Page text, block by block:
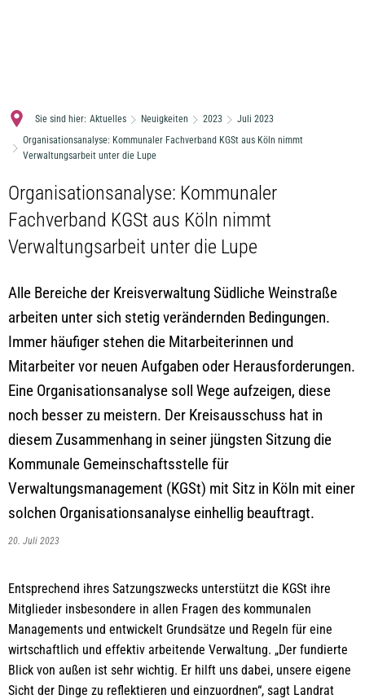
Sie sind hier: Aktuelles Neuigkeiten 2023
Juli 2023
Organisationsanalyse: Kommunaler Fachverband KGSt aus Köln nimmt
Verwaltungsarbeit unter die Lupe
Organisationsanalyse: Kommunaler
Fachverband KGSt aus Köln nimmt
Verwaltungsarbeit unter die Lupe
Alle Bereiche der Kreisverwaltung Südliche Weinstraße
arbeiten unter sich stetig verändernden Bedingungen.
Immer häufiger stehen die Mitarbeiterinnen und
Mitarbeiter vor neuen Aufgaben oder Herausforderungen.
Eine Organisationsanalyse soll Wege aufzeigen, diese
noch besser zu meistern. Der Kreisausschuss hat in
diesem Zusammenhang in seiner jüngsten Sitzung die
Kommunale Gemeinschaftsstelle für
Verwaltungsmanagement (KGSt) mit Sitz in Köln mit einer
solchen Organisationsanalyse einhellig beauftragt.
20. Juli 2023
Entsprechend ihres Satzungszwecks unterstützt die KGSt ihre
Mitglieder insbesondere in allen Fragen des kommunalen
Managements und entwickelt Grundsätze und Regeln für eine
wirtschaftlich und effektiv arbeitende Verwaltung. „Der fundierte
Blick von außen ist sehr wichtig. Er hilft uns dabei, unsere eigene
Sicht der Dinge zu reflektieren und einzuordnen“, sagt Landrat